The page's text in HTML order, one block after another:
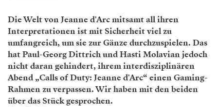
Die Welt von Jeanne d'Arc mitsamt all ihren
Interpretationen ist mit Sicherheit viel zu
umfangreich, um sie zur Gänze durchzuspielen. Das
hat Paul-Georg Dittrich und Hasti Molavian jedoch
nicht daran gehindert, ihrem interdisziplinären
Abend „Calls of Duty: Jeanne d'Arc“ einen Gaming-
Rahmen zu verpassen. Wir haben mit den beiden
über das Stück gesprochen.